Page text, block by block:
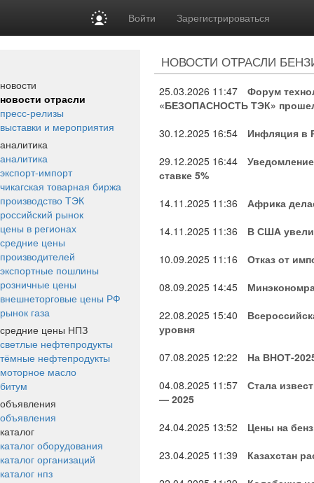
Войти Зарегистрироваться
новости
новости отрасли
пресс-релизы
выставки и мероприятия
аналитика
аналитика
экспорт-импорт
чикагская товарная биржа
производство ТЭК
российский рынок
цены в регионах
средние цены
производителей
экспортные пошлины
розничные цены
внешнеторговые цены РФ
рынок газа
средние цены НПЗ
светлые нефтепродукты
тёмные нефтепродукты
моторное масло
битум
объявления
объявления
каталог
каталог оборудования
каталог организаций
каталог нпз
НОВОСТИ ОТРАСЛИ
25.03.2026 11:47
Форум
«БЕЗОПАСНОСТЬ ТЭК» прошел
30.12.2025 16:54
Инфляция в
29.12.2025 16:44
ставке 5%
14.11.2025 11:36
Африка
14.11.2025 11:36
В США
10.09.2025 11:16
Отказ от
08.09.2025 14:45
22.08.2025 15:40
уровня
07.08.2025 12:22
На ВНОТ-
04.08.2025 11:57
Стала
— 2025
24.04.2025 13:52
Цены на
23.04.2025 11:39
Казахстан